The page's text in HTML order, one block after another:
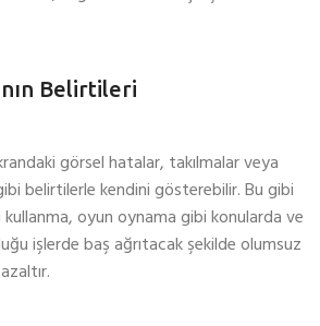
Belirtileri
görsel hatalar, takılmalar veya
belirtilerle kendini gösterebilir. Bu gibi
kullanma, oyun oynama gibi konularda ve
işlerde baş ağrıtacak şekilde olumsuz